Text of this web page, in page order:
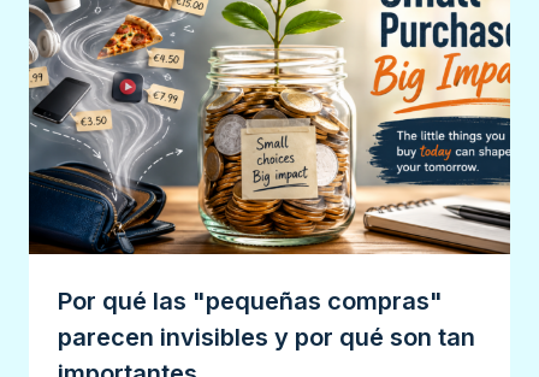
Por qué las "pequeñas compras"
parecen invisibles y por qué son tan